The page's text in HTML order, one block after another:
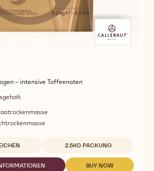
– intensive Toffeenoten
Fließfähigkeit
Verfügbare Größen
2.5KG PACKUNG
-
BUY NOW
-